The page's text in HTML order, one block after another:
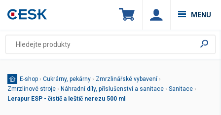
MENU
E-shop › Cukrárny, pekárny › Zmrzlinářské vybavení ›
Zmrzlinové stroje › Náhradní díly, příslušenství a sanitace › Sanitace ›
Lerapur ESP - čistič a leštič nerezu 500 ml